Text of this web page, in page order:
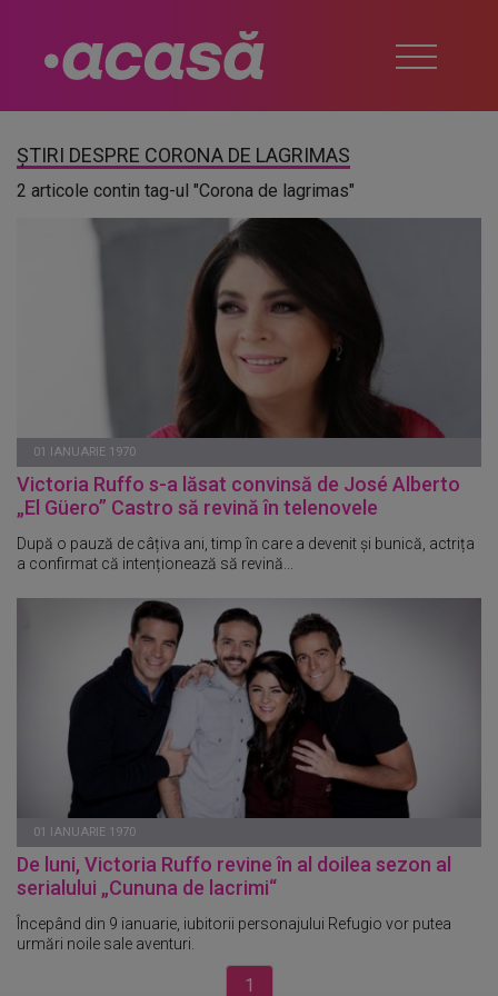
ȘTIRI DESPRE CORONA DE LAGRIMAS
2 articole contin tag-ul "Corona de lagrimas"
01 IANUARIE 1970
Victoria Ruffo s-a lăsat convinsă de José Alberto
„El Güero” Castro să revină în telenovele
După o pauză de câțiva ani, timp în care a devenit și bunică, actrița
a confirmat că intenționează să revină...
01 IANUARIE 1970
De luni, Victoria Ruffo revine în al doilea sezon al
serialului „Cununa de lacrimi“
Începând din 9 ianuarie, iubitorii personajului Refugio vor putea
urmări noile sale aventuri.
1